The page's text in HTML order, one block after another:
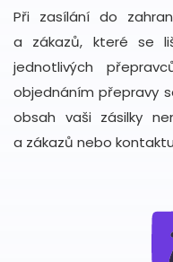
Při zasílání do
a zákazů, které se
jednotlivých
objednáním přepravy
obsah vaši zásilky
a zákazů nebo